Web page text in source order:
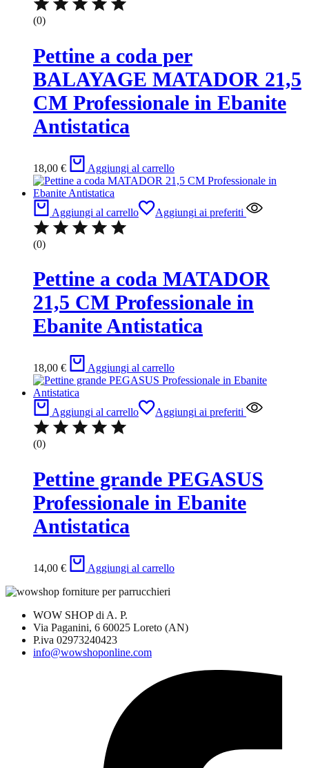
(0)
Pettine a coda per
BALAYAGE MATADOR 21,5
CM Professionale in Ebanite
Antistatica
18,00 € Aggiungi al carrello
Aggiungi al carrello Aggiungi ai preferiti
(0)
Pettine a coda MATADOR
21,5 CM Professionale in
Ebanite Antistatica
18,00 € Aggiungi al carrello
Aggiungi al carrello Aggiungi ai preferiti
(0)
Pettine grande PEGASUS
Professionale in Ebanite
Antistatica
14,00 € Aggiungi al carrello
WOW SHOP di A. P.
Via Paganini, 6 60025 Loreto (AN)
P.iva 02973240423
info@wowshoponline.com